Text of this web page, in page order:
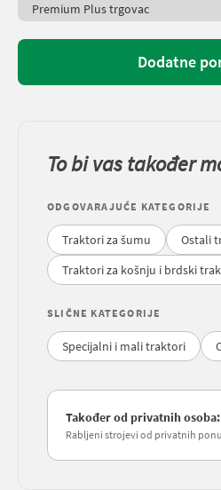
Premium Plus trgovac
Dodatne
To bi vas također
ODGOVARAJUĆE KATEGORIJE
Traktori za šumu Ostali
Traktori za košnju i brdski
SLIČNE KATEGORIJE
Specijalni i mali traktori
Također od privatnih
Rabljeni strojevi od privatnih